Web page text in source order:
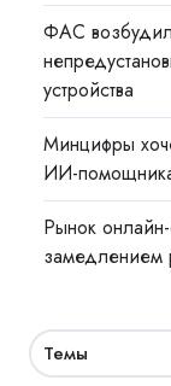
ФАС
устройства
Минцифры
ИИ-
Рынок
замедлением
Темы